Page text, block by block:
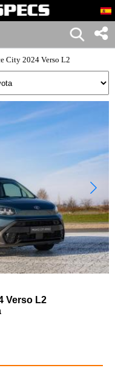
City 2024 Verso L2
Verso L2